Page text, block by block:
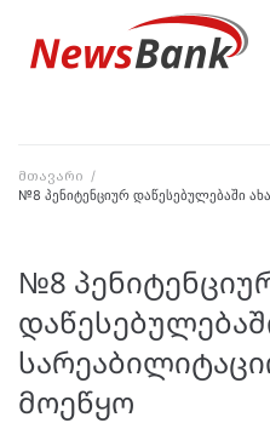
მთავარი /
№8 პენიტენციურ დაწესებულებაში
№8
მოეწყო